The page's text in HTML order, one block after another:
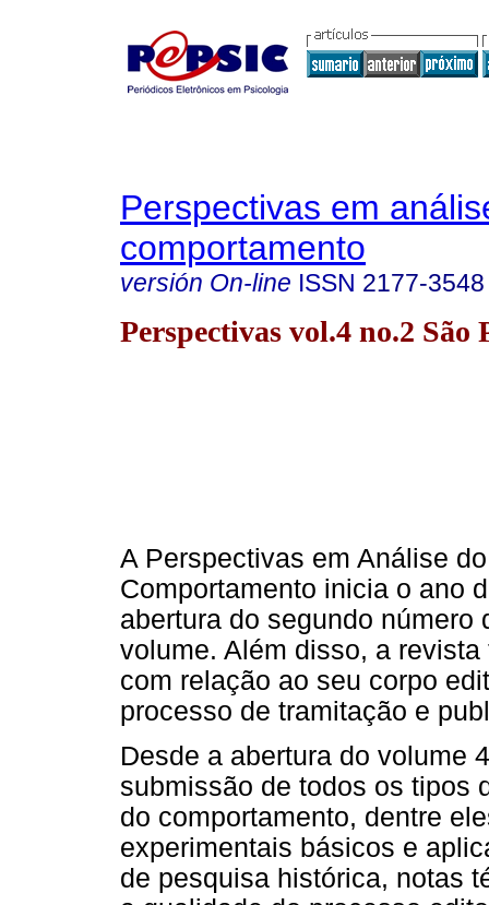
Perspectivas em
comportamento
versión On-line ISSN 2177-3548
Perspectivas vol.4 no.2 São
A Perspectivas em Análise do
Comportamento inicia o ano
abertura do segundo número
volume. Além disso, a
com relação ao seu corpo
processo de tramitação e
Desde a abertura do volume
submissão de todos os tipos
do comportamento, dentre
experimentais básicos e
de pesquisa histórica, notas